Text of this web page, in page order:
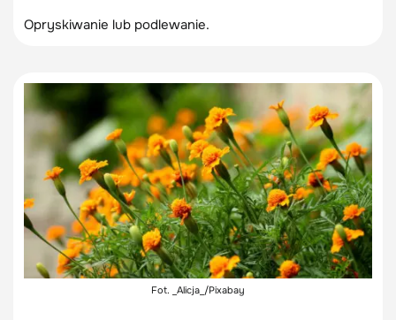
Opryskiwanie lub podlewanie.
Fot. _Alicja_/Pixabay